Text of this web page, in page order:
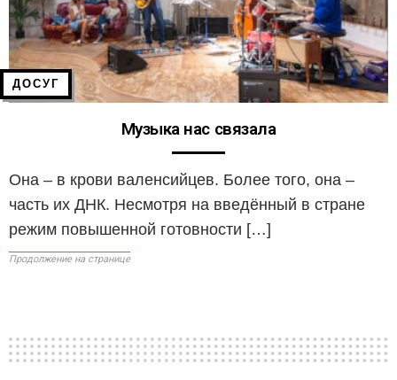
ДОСУГ
Музыка нас связала
Она – в крови валенсийцев. Более того, она –
часть их ДНК. Несмотря на введённый в стране
режим повышенной готовности […]
Продолжение на странице